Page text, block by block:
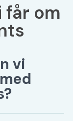
får om
vi